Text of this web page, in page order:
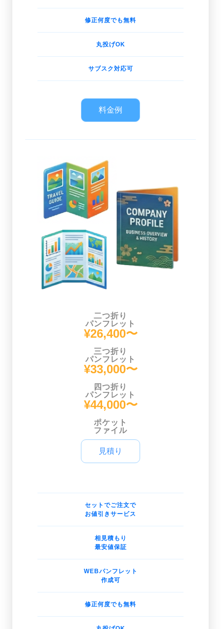
修正何度でも無料
丸投げOK
サブスク対応可
料金例
二つ折り
パンフレット
¥26,400〜
三つ折り
パンフレット
¥33,000〜
四つ折り
パンフレット
¥44,000〜
ポケット
ファイル
見積り
セットでご注文で
お値引きサービス
相見積もり
最安値保証
WEBパンフレット
作成可
修正何度でも無料